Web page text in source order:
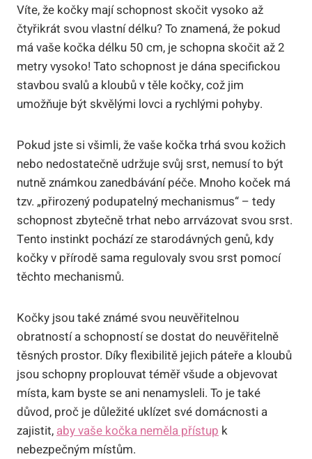
Víte, že kočky mají schopnost skočit vysoko až
čtyřikrát svou vlastní délku? To znamená, že pokud
má vaše kočka délku 50 cm, je schopna skočit až 2
metry vysoko! Tato schopnost je dána specifickou
stavbou svalů a kloubů v těle kočky, což jim
umožňuje být skvělými lovci a rychlými pohyby.
Pokud jste si všimli, že vaše kočka trhá svou kožich
nebo nedostatečně udržuje svůj srst, nemusí to být
nutně známkou zanedbávání péče. Mnoho koček má
tzv. „přirozený podupatelný mechanismus“ – tedy
schopnost zbytečně trhat nebo arrvázovat svou srst.
Tento instinkt pochází ze starodávných genů, kdy
kočky v přírodě sama regulovaly svou srst pomocí
těchto mechanismů.
Kočky jsou také známé svou neuvěřitelnou
obratností a schopností se dostat do neuvěřitelně
těsných prostor. Díky flexibilitě jejich páteře a kloubů
jsou schopny proplouvat téměř všude a objevovat
místa, kam byste se ani nenamysleli. To je také
důvod, proč je důležité uklízet své domácnosti a
zajistit, aby vaše kočka neměla přístup k
nebezpečným místům.